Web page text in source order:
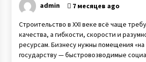
admin 7 месяцев ago
Строительство в XXI веке всё чаще
качества, а гибкости, скорости и
ресурсам. Бизнесу нужны помещения «на
государству — быстровозводимые